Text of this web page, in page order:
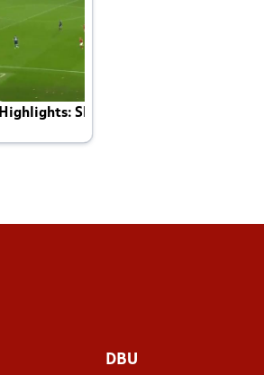
Highlights: Skotland - Danmark 4-2
DBU